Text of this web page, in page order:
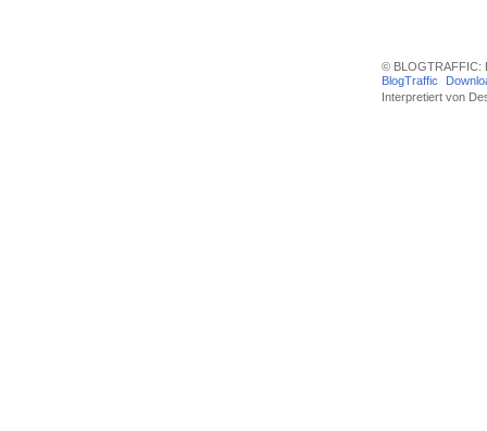
© BLOGTRAFFIC:
BlogTraffic
Interpretiert von